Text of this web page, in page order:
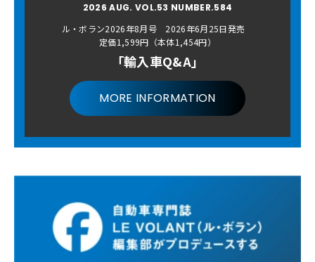
2026 AUG. VOL.53 NUMBER.584
ル・ボラン2026年8月号 2026年6月25日発売
定価1,599円（本体1,454円）
「輸入車Q&A」
MORE INFORMATION